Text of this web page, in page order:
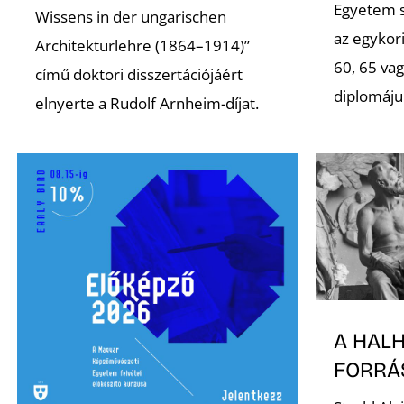
Wissens in der ungarischen
Architekturlehre (1864–1914)”
című doktori disszertációjáért
elnyerte a Rudolf Arnheim-díjat.
Egyetem
az
60, 65
A